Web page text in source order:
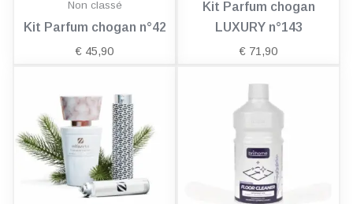
Non classé
Kit Parfum chogan n°42
€ 45,90
Kit Parfum chogan
LUXURY n°143
€ 71,90